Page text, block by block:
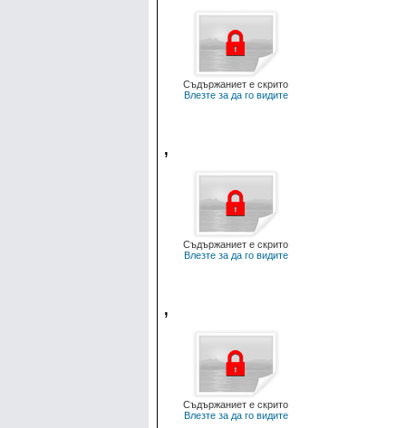
Съдържаниет е скрито
Влезте за да го видите
,
Съдържаниет е скрито
Влезте за да го видите
,
Съдържаниет е скрито
Влезте за да го видите